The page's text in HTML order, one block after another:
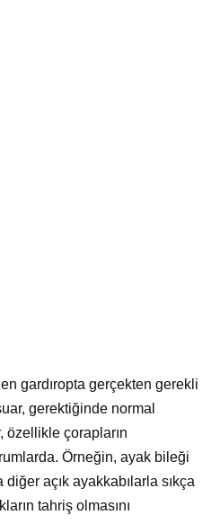
gardıropta gerçekten gerekli
gerektiğinde normal
özellikle çorapların
Örneğin, ayak bileği
açık ayakkabılarla sıkça
tahriş olmasını